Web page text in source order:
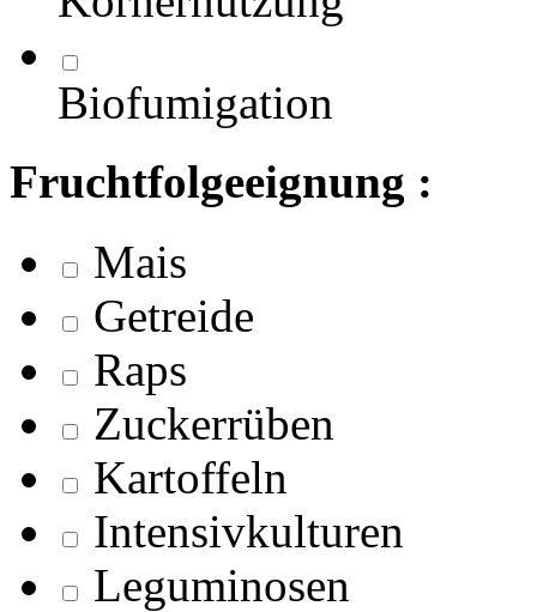
Biofumigation
Fruchtfolgeeignung :
Mais
Getreide
Raps
Zuckerrüben
Kartoffeln
Intensivkulturen
Leguminosen